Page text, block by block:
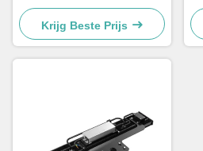
Hoog lichtflux Meer dan 15
Geschikt voor commerciële
verlichtingstoepassingen
Krijg Beste Prijs